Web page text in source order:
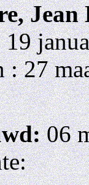
19
: 27
06